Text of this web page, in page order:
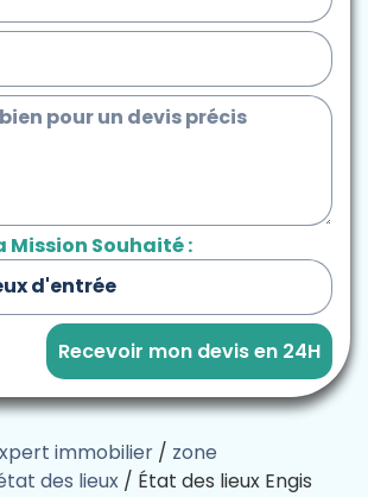
Mission Souhaité :
Recevoir mon devis en 24H
immobilier / zone
des lieux / État des lieux Engis